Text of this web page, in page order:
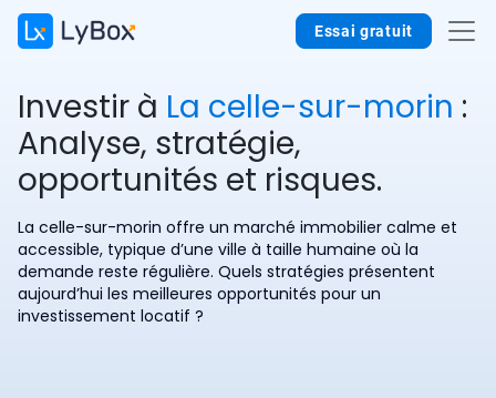
Essai gratuit
Investir à La celle-sur-morin :
Analyse, stratégie,
opportunités et risques.
La celle-sur-morin offre un marché immobilier calme et
accessible, typique d’une ville à taille humaine où la
demande reste régulière. Quels stratégies présentent
aujourd’hui les meilleures opportunités pour un
investissement locatif ?